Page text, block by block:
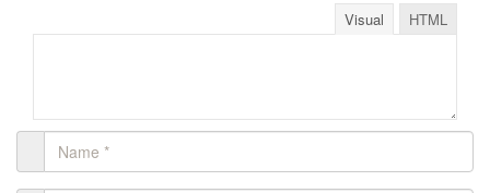
Visual HTML